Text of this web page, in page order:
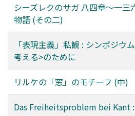
シーズレクのサガ 八四章～一三
物語 (その二)
「表現主義」私観 : シンポジウ
考える>のために
リルケの「窓」のモチーフ (中)
Das Freiheitsproblem bei Kant